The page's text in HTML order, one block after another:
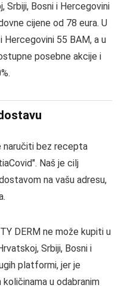
Srbiji, Bosni i Hercegovini
cijene od 78 eura. U
Hercegovini 55 BAM, a u
posebne akcije i
naručiti bez recepta
Naš je cilj
na vašu adresu,
DERM ne može kupiti u
Srbiji, Bosni i
platformi, jer je
u odabranim